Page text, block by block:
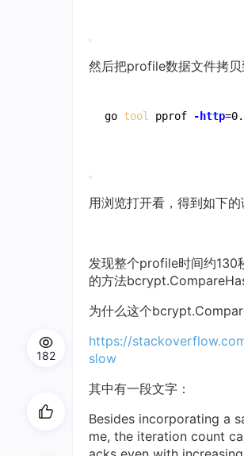
然后把profile数据文件拷
go tool pprof -http
用浏览打开看，得到如下的
发现整个profile时间约130
的方法
为什么这个
https://
slow
其中有一段文字：
Besides incorporating a
me, the iteration count
182